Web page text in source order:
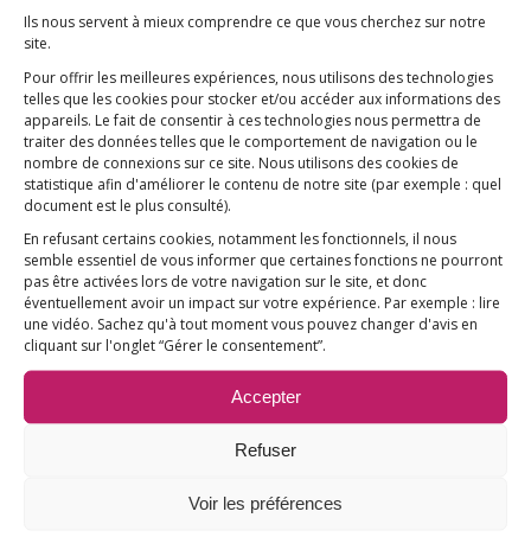
Ils nous servent à mieux comprendre ce que vous cherchez sur notre
site.
Pour offrir les meilleures expériences, nous utilisons des technologies
telles que les cookies pour stocker et/ou accéder aux informations des
appareils. Le fait de consentir à ces technologies nous permettra de
traiter des données telles que le comportement de navigation ou le
nombre de connexions sur ce site. Nous utilisons des cookies de
statistique afin d'améliorer le contenu de notre site (par exemple : quel
document est le plus consulté).
En refusant certains cookies, notamment les fonctionnels, il nous
semble essentiel de vous informer que certaines fonctions ne pourront
pas être activées lors de votre navigation sur le site, et donc
éventuellement avoir un impact sur votre expérience. Par exemple : lire
une vidéo. Sachez qu'à tout moment vous pouvez changer d'avis en
cliquant sur l'onglet “Gérer le consentement”.
Accepter
Refuser
Voir les préférences
Alternative santé –
Aluminium dans les
vaccins : 13 ans d’alertes
et de dénis
13 novembre 2017 / dansLa revue de presse
(sélection) / parE3M
Une étude scientifique, dont les résultats
ont été révélés au grand public par Le
Parisien, montre que l’aluminium des
vaccins peut migrer dans le cerveau, avec